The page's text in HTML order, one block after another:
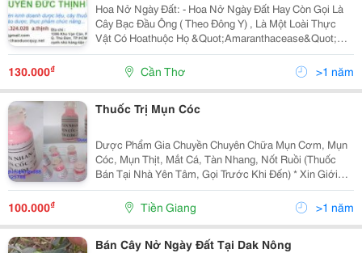
Hoa Nở Ngày Đất: - Hoa Nở Ngày Đất Hay Còn Gọi Là
Cây Bạc Đầu Ông ( Theo Đông Y) , Là Một Loài Thực
Vật Có Hoathuộc Họ &Quot;Amaranthacease&Quot;
Cây Nở Ngày Đất Có Nguồn Gốc Ở Châu Mỹ. Hiện
Được Trồng Ở Nhiều Nơi Trên Thế Giới Để Làm Thuốc
Chữa Bệnh. Ho
130.000₫ Cần Thơ >1 năm
Thuốc Trị Mụn Cóc
Dược Phẩm Gia Chuyền Chuyên Chữa Mụn Cơm, Mụn
Cóc, Mụn Thịt, Mắt Cá, Tàn Nhang, Nốt Ruồi (Thuốc
Bán Tại Nhà Yên Tâm, Gọi Trước Khi Đến) * Xin Giới
Thiệu Loại Thuốc Chuyên Chữa Mụn Cóc, Mụn Cơm,
Mụn Gạo, Mụn Thịt Xung Quanh Mắt, Mắt Cá Tàn
Nhang Nố
100.000₫ Tiền Giang >1 năm
Bán Cây Nở Ngày Đất Tại Dak Nông